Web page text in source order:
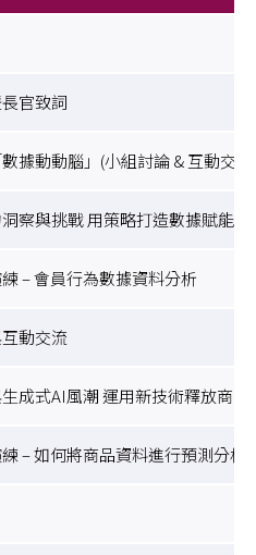
官致詞
據動動腦」(小組討論 & 互動交流)
察與挑戰 用策略打造數據賦能文
– 會員行為數據資料分析
動交流
成式AI風潮 運用新技術釋放商業
– 如何將商品資料進行預測分析?